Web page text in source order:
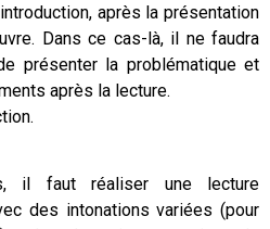
après la présentation
Dans ce cas-là, il ne faudra
présenter la problématique et
après la lecture.
il faut réaliser une lecture
des intonations variées (pour